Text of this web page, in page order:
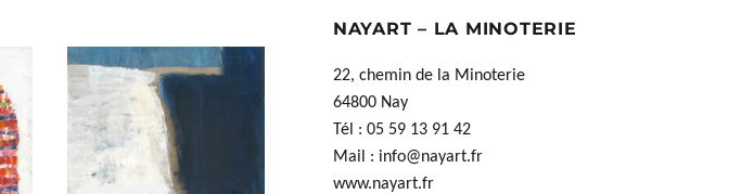
NAYART – LA MINOTERIE
22, chemin de la Minoterie
64800 Nay
Tél : 05 59 13 91 42
Mail : info@nayart.fr
www.nayart.fr